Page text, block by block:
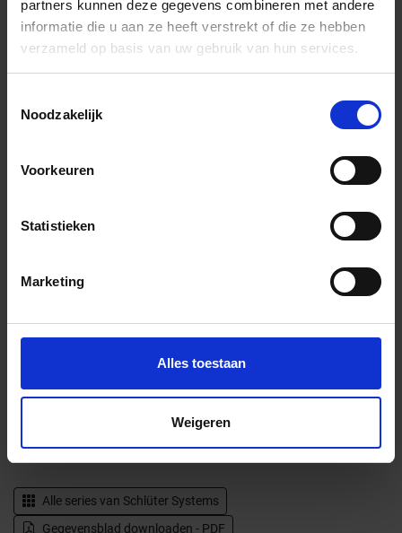
partners kunnen deze gegevens combineren met andere
informatie die u aan ze heeft verstrekt of die ze hebben
verzameld op basis van uw gebruik van hun services.
Noodzakelijk
Voorkeuren
Statistieken
Marketing
Alles toestaan
Weigeren
GLSEB150T/150
Trapprofiel-
smal, R10
T -
transparant
T -
transparant
T -
T -
transparant
Alle series van Schlüter Systems
Gegevensblad downloaden - PDF